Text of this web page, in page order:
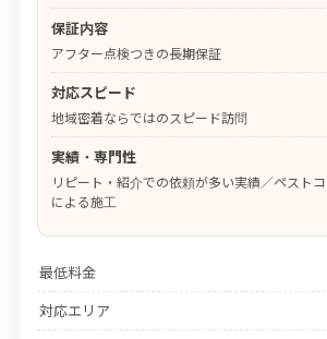
保証内容
アフター点検つきの長期保証
対応スピード
地域密着ならではのスピード訪問
実績・専門性
リピート・紹介での依頼が多い実績／ペスト
による施工
最低料金
対応エリア